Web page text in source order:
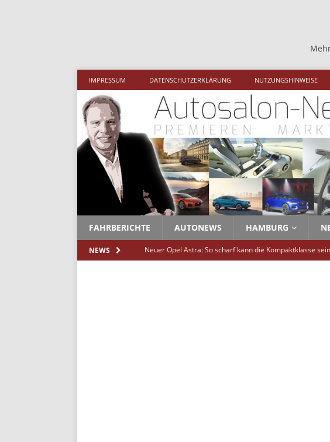
Mehr als 1,5
IMPRESSUM DATENSCHUTZERKLÄRUNG NUTZUNGSHINWEISE
FAHRBERICHTE AUTONEWS HAMBURG
NEWS Neuer Opel Astra: So scharf kann die Kompaktklasse sein